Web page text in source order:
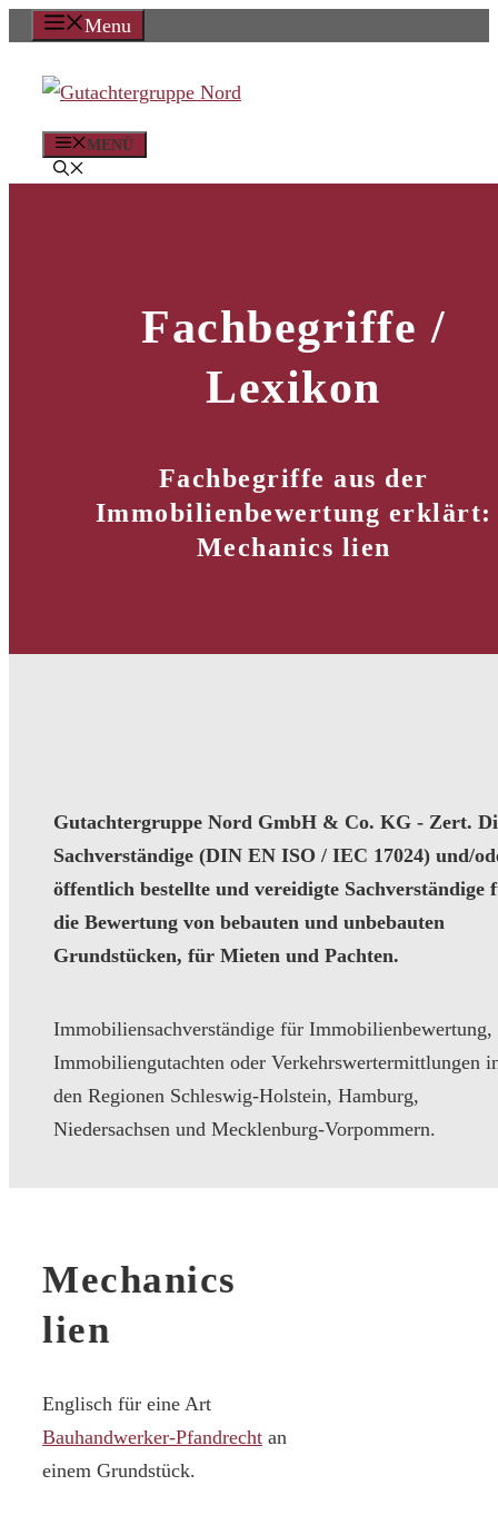
Zum
springen
Menu
MENÜ
Fachbegriffe /
Lexikon
Fachbegriffe aus der
Immobilienbewertung erklärt:
Mechanics lien
Gutachtergruppe Nord GmbH & Co. KG - Zert.
Sachverständige (DIN EN ISO / IEC 17024) und/
öffentlich bestellte und vereidigte Sachverständige
die Bewertung von bebauten und unbebauten
Grundstücken, für Mieten und Pachten.
Immobiliensachverständige für Immobilienbewertung,
Immobiliengutachten oder Verkehrswertermittlungen
den Regionen Schleswig-Holstein, Hamburg,
Niedersachsen und Mecklenburg-Vorpommern.
Mechanics
lien
Englisch für eine Art
Bauhandwerker-Pfandrecht an
einem Grundstück.